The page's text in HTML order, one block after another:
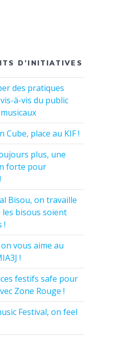
D’INITIATIVES
des pratiques
à-vis du public
Cube, place au KIF !
plus, une
forte pour
Bisou, on travaille
bisous soient
!
vous aime au
!
festifs safe pour
Zone Rouge !
Festival, on feel